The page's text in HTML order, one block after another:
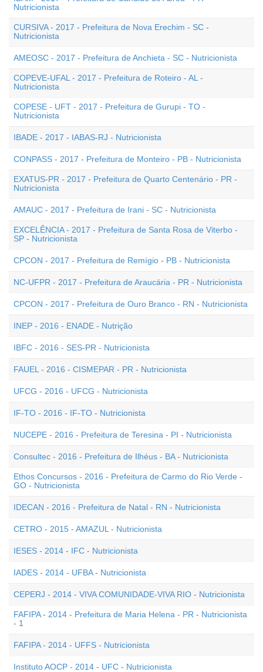
Nutricionista
CURSIVA - 2017 - Prefeitura de Nova Erechim - SC -
Nutricionista
AMEOSC - 2017 - Prefeitura de Anchieta - SC - Nutricionista
COPEVE-UFAL - 2017 - Prefeitura de Roteiro - AL -
Nutricionista
COPESE - UFT - 2017 - Prefeitura de Gurupi - TO -
Nutricionista
IBADE - 2017 - IABAS-RJ - Nutricionista
CONPASS - 2017 - Prefeitura de Monteiro - PB - Nutricionista
EXATUS-PR - 2017 - Prefeitura de Quarto Centenário - PR -
Nutricionista
AMAUC - 2017 - Prefeitura de Irani - SC - Nutricionista
EXCELÊNCIA - 2017 - Prefeitura de Santa Rosa de Viterbo -
SP - Nutricionista
CPCON - 2017 - Prefeitura de Remígio - PB - Nutricionista
NC-UFPR - 2017 - Prefeitura de Araucária - PR - Nutricionista
CPCON - 2017 - Prefeitura de Ouro Branco - RN - Nutricionista
INEP - 2016 - ENADE - Nutrição
IBFC - 2016 - SES-PR - Nutricionista
FAUEL - 2016 - CISMEPAR - PR - Nutricionista
UFCG - 2016 - UFCG - Nutricionista
IF-TO - 2016 - IF-TO - Nutricionista
NUCEPE - 2016 - Prefeitura de Teresina - PI - Nutricionista
Consultec - 2016 - Prefeitura de Ilhéus - BA - Nutricionista
Ethos Concursos - 2016 - Prefeitura de Carmo do Rio Verde -
GO - Nutricionista
IDECAN - 2016 - Prefeitura de Natal - RN - Nutricionista
CETRO - 2015 - AMAZUL - Nutricionista
IESES - 2014 - IFC - Nutricionista
IADES - 2014 - UFBA - Nutricionista
CEPERJ - 2014 - VIVA COMUNIDADE-VIVA RIO - Nutricionista
FAFIPA - 2014 - Prefeitura de Maria Helena - PR - Nutricionista
- 1
FAFIPA - 2014 - UFFS - Nutricionista
Instituto AOCP - 2014 - UFC - Nutricionista